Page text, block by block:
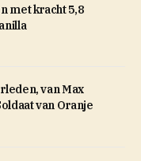
met kracht 5,8
van Max
van Oranje